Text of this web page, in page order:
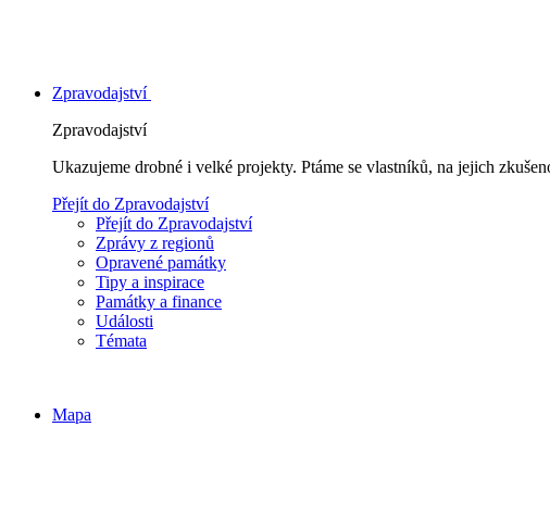
Zpravodajství
Zpravodajství
Ukazujeme drobné i velké projekty. Ptáme se vlastníků, na jejich
Přejít do Zpravodajství
Přejít do Zpravodajství
Zprávy z regionů
Opravené památky
Tipy a inspirace
Památky a finance
Události
Témata
Mapa